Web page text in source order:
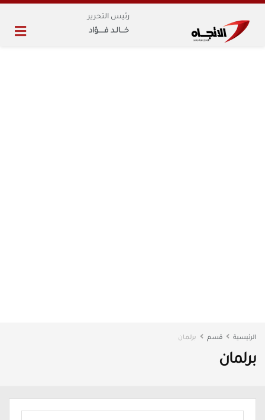
رئيس التحرير
خـــالـد فـــــؤاد
الرئيسية قسم برلمان
برلمان